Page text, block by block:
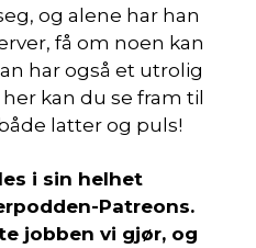
og alene har han
få om noen kan
har også et utrolig
kan du se fram til
latter og puls!
i sin helhet
Patreons.
jobben vi gjør, og